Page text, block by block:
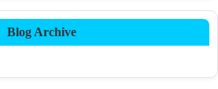
Blog Archive